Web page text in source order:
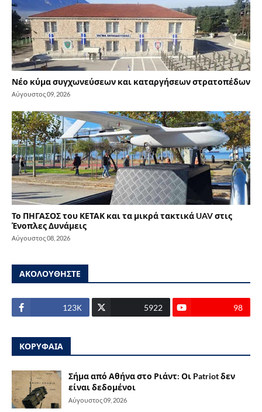
Νέο κύμα συγχωνεύσεων και καταργήσεων στρατοπέδων
Αύγουστος 09, 2026
Το ΠΗΓΑΣΟΣ του ΚΕΤΑΚ και τα μικρά τακτικά UAV στις
Ένοπλες Δυνάμεις
Αύγουστος 08, 2026
ΑΚΟΛΟΥΘΗΣΤΕ
123Κ 5922 98
ΚΟΡΥΦΑΙΑ
Σήμα από Αθήνα στο Ριάντ: Οι Patriot δεν
είναι δεδομένοι
Αύγουστος 09, 2026